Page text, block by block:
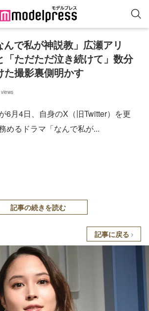
で私が神説教」広瀬アリ
「ただただ泣き続けて」数分
た撮影裏側明かす
views
6月4日、自身のX（旧Twitter）を更
めるドラマ「なんで私が...
記事の続きを読む
記事に戻る